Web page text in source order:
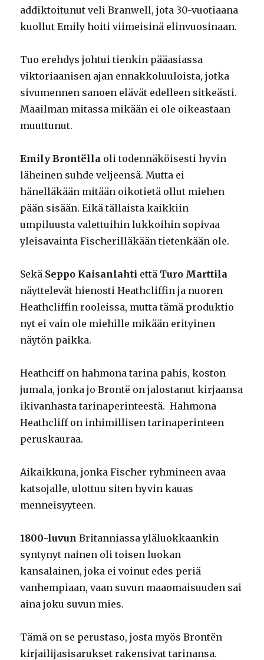
addiktoitunut veli Branwell, jota 30-vuotiaana
kuollut Emily hoiti viimeisinä elinvuosinaan.
Tuo erehdys johtui tienkin pääasiassa
viktoriaanisen ajan ennakkoluuloista, jotka
sivumennen sanoen elävät edelleen sitkeästi.
Maailman mitassa mikään ei ole oikeastaan
muuttunut.
Emily Brontëlla oli todennäköisesti hyvin
läheinen suhde veljeensä. Mutta ei
hänelläkään mitään oikotietä ollut miehen
pään sisään. Eikä tällaista kaikkiin
umpiluusta valettuihin lukkoihin sopivaa
yleisavainta Fischerilläkään tietenkään ole.
Sekä Seppo Kaisanlahti että Turo Marttila
näyttelevät hienosti Heathcliffin ja nuoren
Heathcliffin rooleissa, mutta tämä produktio
nyt ei vain ole miehille mikään erityinen
näytön paikka.
Heathciff on hahmona tarina pahis, koston
jumala, jonka jo Brontë on jalostanut kirjaansa
ikivanhasta tarinaperinteestä. Hahmona
Heathcliff on inhimillisen tarinaperinteen
peruskauraa.
Aikaikkuna, jonka Fischer ryhmineen avaa
katsojalle, ulottuu siten hyvin kauas
menneisyyteen.
1800-luvun Britanniassa yläluokkaankin
syntynyt nainen oli toisen luokan
kansalainen, joka ei voinut edes periä
vanhempiaan, vaan suvun maaomaisuuden sai
aina joku suvun mies.
Tämä on se perustaso, josta myös Brontën
kirjailijasisarukset rakensivat tarinansa.